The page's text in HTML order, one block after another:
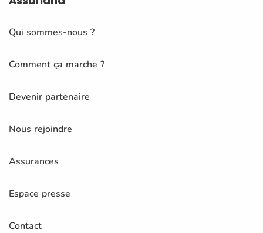
Qui sommes-nous ?
Comment ça marche ?
Devenir partenaire
Nous rejoindre
Assurances
Espace presse
Contact